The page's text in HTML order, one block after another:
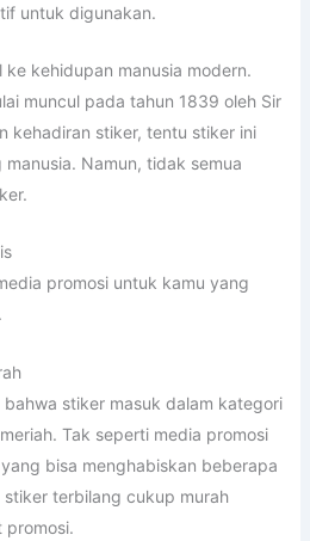
untuk digunakan.
ke kehidupan manusia modern.
muncul pada tahun 1839 oleh Sir
kehadiran stiker, tentu stiker ini
Namun, tidak semua
promosi untuk kamu yang
stiker masuk dalam kategori
Tak seperti media promosi
bisa menghabiskan beberapa
terbilang cukup murah
promosi.